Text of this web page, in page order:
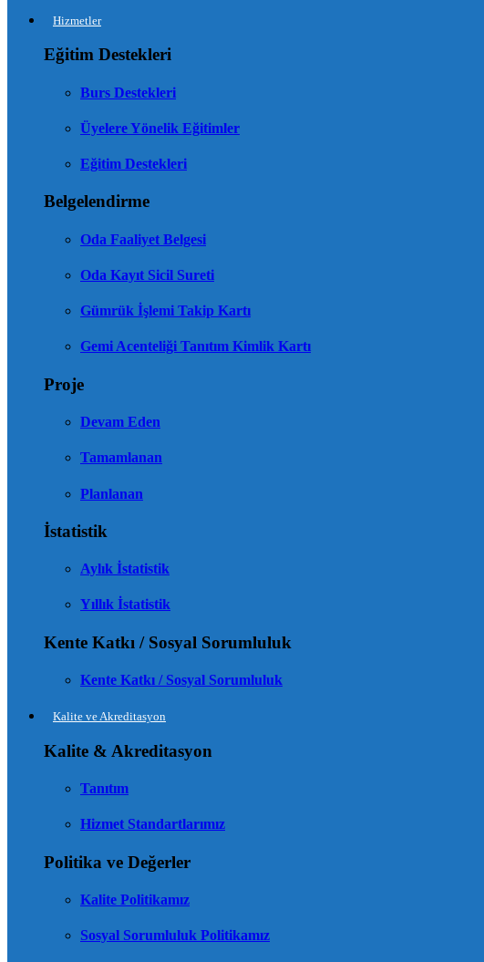
Hizmetler
Eğitim Destekleri
Burs Destekleri
Üyelere Yönelik Eğitimler
Eğitim Destekleri
Belgelendirme
Oda Faaliyet Belgesi
Oda Kayıt Sicil Sureti
Gümrük İşlemi Takip Kartı
Gemi Acenteliği Tanıtım Kimlik Kartı
Proje
Devam Eden
Tamamlanan
Planlanan
İstatistik
Aylık İstatistik
Yıllık İstatistik
Kente Katkı / Sosyal Sorumluluk
Kente Katkı / Sosyal Sorumluluk
Kalite ve Akreditasyon
Kalite & Akreditasyon
Tanıtım
Hizmet Standartlarımız
Politika ve Değerler
Kalite Politikamız
Sosyal Sorumluluk Politikamız